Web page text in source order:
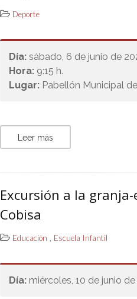
Deporte
Día:sábado, 6 de junio de
Hora: 9:15 h.
Lugar: Pabellón Municipal
Leer más
Excursión a la
Cobisa
Educación , Escuela Infantil
Día: miércoles, 10 de junio